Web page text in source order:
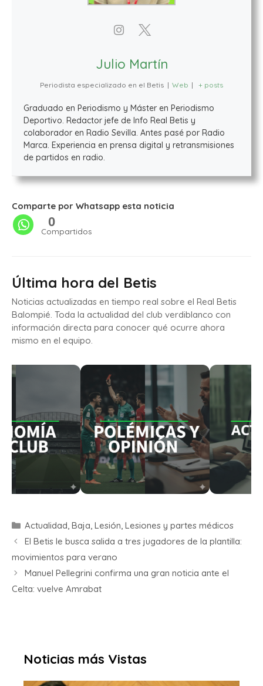
Julio Martín
Periodista especializado en el Betis | Web | + posts
Graduado en Periodismo y Máster en Periodismo
Deportivo. Redactor jefe de Info Real Betis y
colaborador en Radio Sevilla. Antes pasé por Radio
Marca. Experiencia en prensa digital y retransmisiones
de partidos en radio.
Comparte por Whatsapp esta noticia
0
Compartidos
Última hora del Betis
Noticias actualizadas en tiempo real sobre el Real Betis
Balompié. Toda la actualidad del club verdiblanco con
información directa para conocer qué ocurre ahora
mismo en el equipo.
Actualidad, Baja, Lesión, Lesiones y partes médicos
El Betis le busca salida a tres jugadores de la plantilla:
movimientos para verano
Manuel Pellegrini confirma una gran noticia ante el
Celta: vuelve Amrabat
Noticias más Vistas